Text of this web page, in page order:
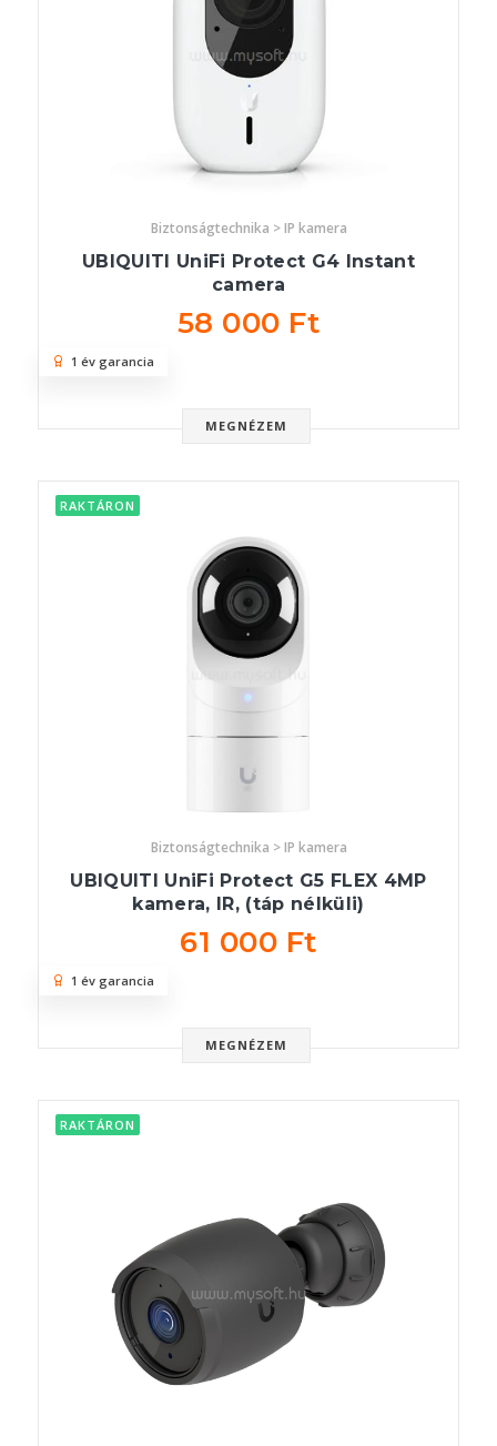
Biztonságtechnika > IP kamera
UBIQUITI UniFi Protect G4 Instant
camera
58 000 Ft
MEGNÉZEM
1 év garancia
RAKTÁRON
Biztonságtechnika > IP kamera
UBIQUITI UniFi Protect G5 FLEX 4MP
kamera, IR, (táp nélküli)
61 000 Ft
MEGNÉZEM
1 év garancia
RAKTÁRON